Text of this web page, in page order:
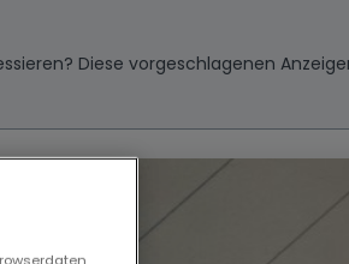
Diese vorgeschlagenen